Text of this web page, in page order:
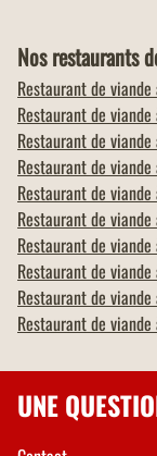
Nos restaurants
Restaurant de viande
Restaurant de viande
Restaurant de viande
Restaurant de viande
Restaurant de viande
Restaurant de viande
Restaurant de viande
Restaurant de viande
Restaurant de viande
Restaurant de viande
UNE